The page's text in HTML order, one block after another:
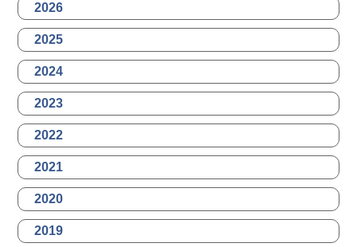
2026
2025
2024
2023
2022
2021
2020
2019